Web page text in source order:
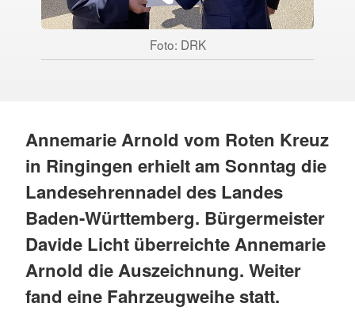
Foto: DRK
Annemarie Arnold vom Roten Kreuz
in Ringingen erhielt am Sonntag die
Landesehrennadel des Landes
Baden-Württemberg. Bürgermeister
Davide Licht überreichte Annemarie
Arnold die Auszeichnung. Weiter
fand eine Fahrzeugweihe statt.